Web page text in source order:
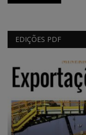
EDIÇÕES PDF